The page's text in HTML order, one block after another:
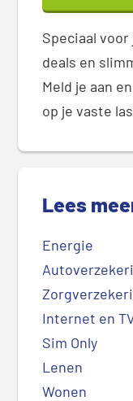
Speciaal
deals en
Meld je aan
op je vaste
Lees
Energie
Internet en
Sim Only
Lenen
Wonen